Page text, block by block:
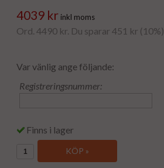
4039 kr inkl moms
Ord. 4490 kr. Du sparar 451 kr (10%)
Var vänlig ange följande:
Registreringsnummer:
Finns i lager
KÖP »